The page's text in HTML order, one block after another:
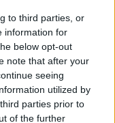
to third parties, or
information for
below opt-out
note that after your
seeing
utilized by
parties prior to
of the further
και την